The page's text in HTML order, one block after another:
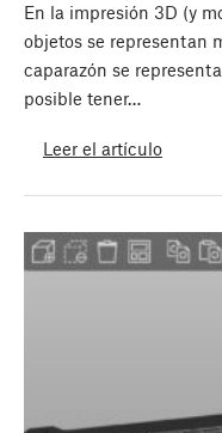
En la impresión 3D (y
objetos se representan
caparazón se
posible tener…
Leer el artículo